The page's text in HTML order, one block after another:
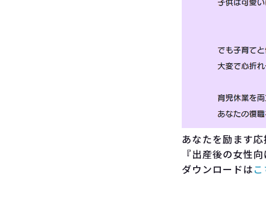
あなたを励ます
『出産後の女性
ダウンロードは